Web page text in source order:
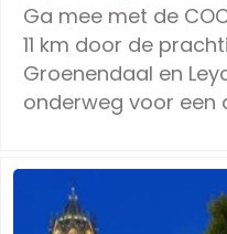
Ga mee met de
11 km door de
Groenendaal en
onderweg voor een